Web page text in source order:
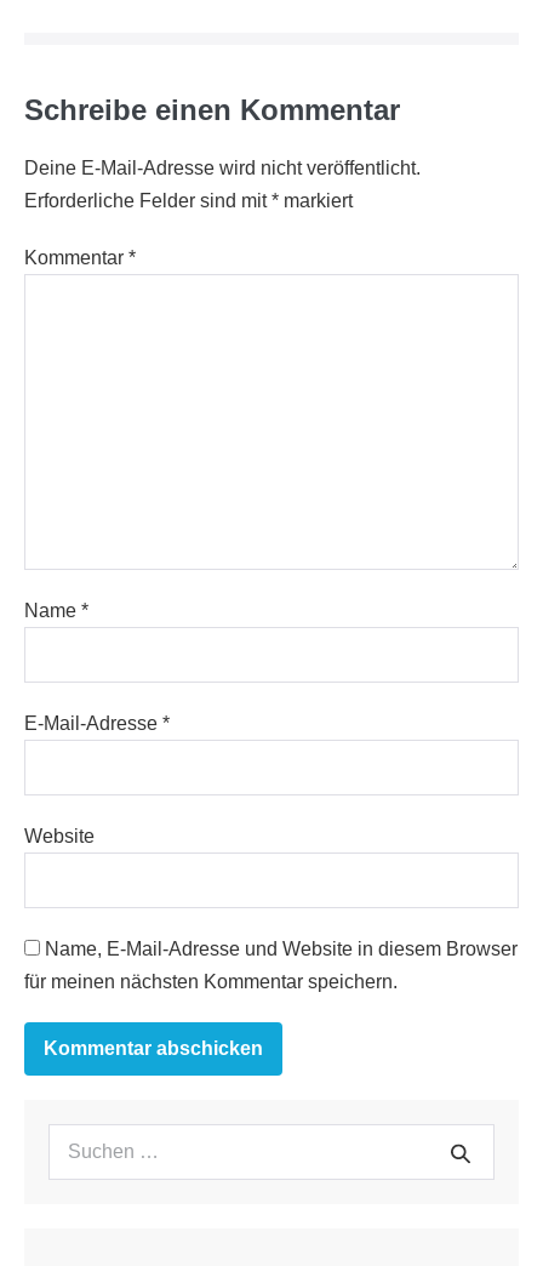
Schreibe einen Kommentar
Deine E-Mail-Adresse wird nicht veröffentlicht.
Erforderliche Felder sind mit* markiert
Kommentar *
Name *
E-Mail-Adresse *
Website
Name, E-Mail-Adresse und Website in diesem Browser
für meinen nächsten Kommentar speichern.
Suchen
Suche